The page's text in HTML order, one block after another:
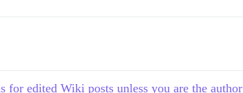
for edited Wiki posts unless you are the author